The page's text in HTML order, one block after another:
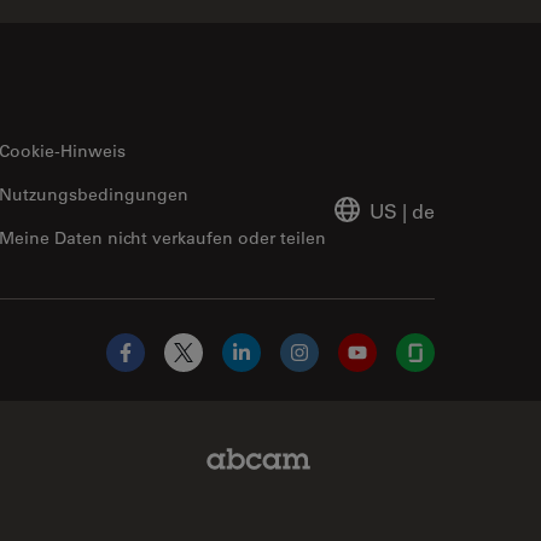
Cookie-Hinweis
Meine Daten nicht verkaufen oder teilen
Nutzungsbedingungen
US | de
Facebook
X LinkedInInstagramYouTubeGlassdoor